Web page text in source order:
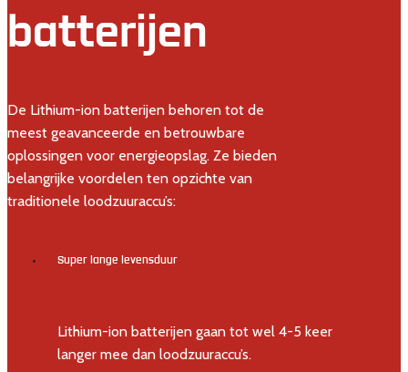
batterijen
De Lithium-ion batterijen behoren tot de
meest geavanceerde en betrouwbare
oplossingen voor energieopslag. Ze bieden
belangrijke voordelen ten opzichte van
traditionele loodzuuraccu’s:
Super lange levensduur
Lithium-ion batterijen gaan tot wel 4-5 keer
langer mee dan loodzuuraccu’s.